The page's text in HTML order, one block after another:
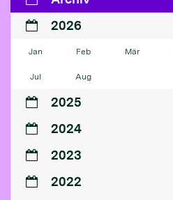
2026
Jan Feb Mär
Jul Aug
2025
2024
2023
2022